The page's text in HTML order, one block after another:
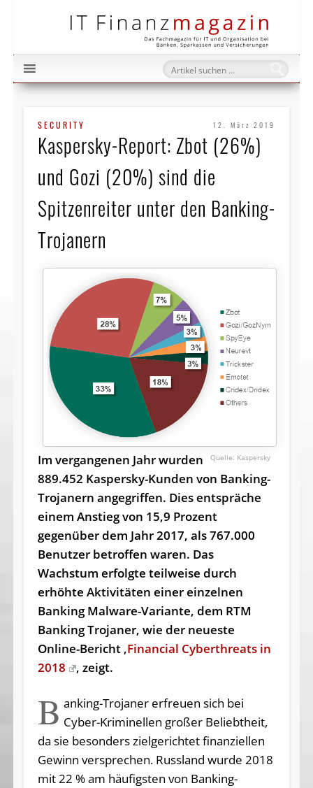
SECURITY 12. März 2019
Kaspersky-Report: Zbot (26%)
und Gozi (20%) sind die
Spitzenreiter unter den Banking-
Trojanern
Kaspersky
Im vergangenen Jahr wurden
889.452 Kaspersky-Kunden von Banking-
Trojanern angegriffen. Diesentspräche
einem Anstieg von 15,9 Prozent
gegenüber dem Jahr 2017, als 767.000
Benutzer betroffen waren. Das
Wachstum erfolgte teilweise durch
erhöhte Aktivitäten einer einzelnen
Banking Malware-Variante, dem RTM
Banking Trojaner, wie der neueste
Online-Bericht ‚Financial Cyberthreats in
2018
‚ zeigt.
B anking-Trojaner erfreuen sich bei
Cyber-Kriminellen großer Beliebtheit,
da sie besonders zielgerichtet finanziellen
Gewinn versprechen. Russland wurde 2018
mit 22 % am häufigsten von Banking-